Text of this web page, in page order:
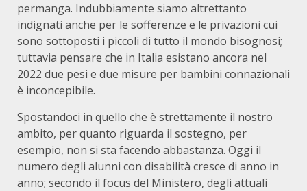
permanga. Indubbiamente siamo altrettanto
indignati anche per le sofferenze e le privazioni cui
sono sottoposti i piccoli di tutto il mondo bisognosi;
tuttavia pensare che in Italia esistano ancora nel
2022 due pesi e due misure per bambini connazionali
è inconcepibile.
Spostandoci in quello che è strettamente il nostro
ambito, per quanto riguarda il sostegno, per
esempio, non si sta facendo abbastanza. Oggi il
numero degli alunni con disabilità cresce di anno in
anno; secondo il focus del Ministero, degli attuali